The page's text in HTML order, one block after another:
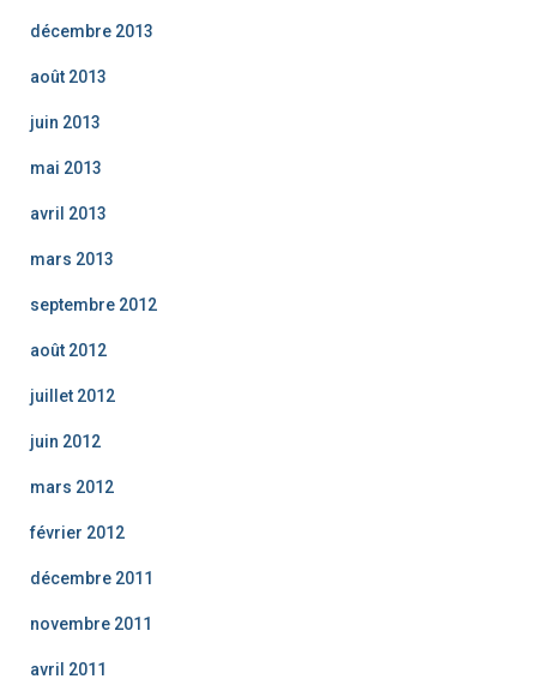
décembre 2013
août 2013
juin 2013
mai 2013
avril 2013
mars 2013
septembre 2012
août 2012
juillet 2012
juin 2012
mars 2012
février 2012
décembre 2011
novembre 2011
avril 2011